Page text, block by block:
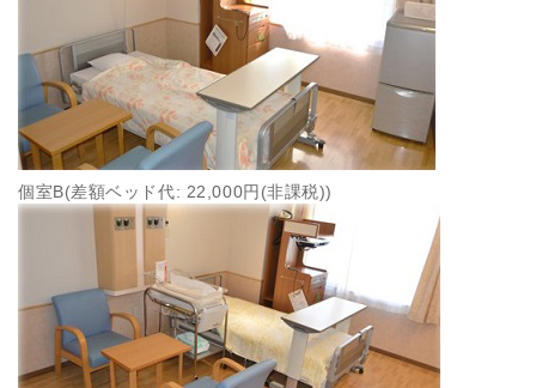
個室B(差額ベッド代: 22,000円(非課税))